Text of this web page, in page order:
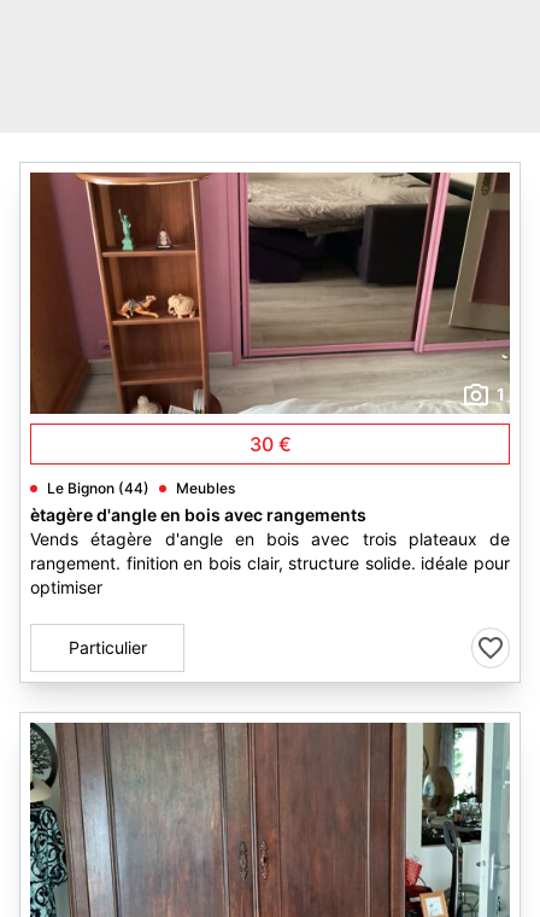
1
30 €
Le Bignon (44) Meubles
ètagère d'angle en bois avec rangements
Vends étagère d'angle en bois avec trois plateaux de
rangement. finition en bois clair, structure solide. idéale pour
optimiser
Particulier